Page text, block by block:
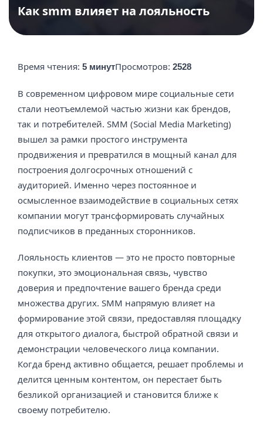
Как smm влияет на лояльность
Время чтения: 5 минутПросмотров: 2528
В современном цифровом мире социальные сети
стали неотъемлемой частью жизни как брендов,
так и потребителей. SMM (Social Media Marketing)
вышел за рамки простого инструмента
продвижения и превратился в мощный канал для
построения долгосрочных отношений с
аудиторией. Именно через постоянное и
осмысленное взаимодействие в социальных сетях
компании могут трансформировать случайных
подписчиков в преданных сторонников.
Лояльность клиентов — это не просто повторные
покупки, это эмоциональная связь, чувство
доверия и предпочтение вашего бренда среди
множества других. SMM напрямую влияет на
формирование этой связи, предоставляя площадку
для открытого диалога, быстрой обратной связи и
демонстрации человеческого лица компании.
Когда бренд активно общается, решает проблемы и
делится ценным контентом, он перестает быть
безликой организацией и становится ближе к
своему потребителю.